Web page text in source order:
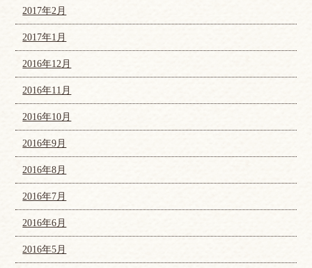
2017年2月
2017年1月
2016年12月
2016年11月
2016年10月
2016年9月
2016年8月
2016年7月
2016年6月
2016年5月